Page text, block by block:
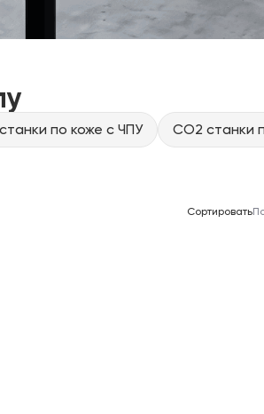
по коже с ЧПУ CO2 станки
Сортировать